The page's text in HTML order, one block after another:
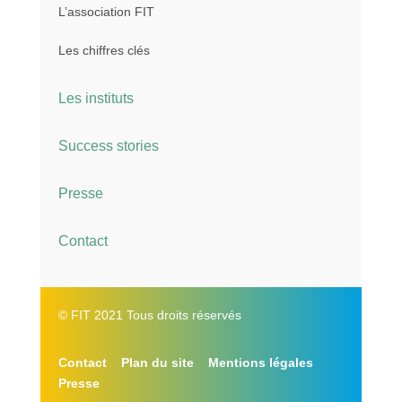
L’association FIT
Les chiffres clés
Les instituts
Success stories
Presse
Contact
© FIT 2021 Tous droits réservés
Contact Plan du site
Mentions légales
Presse